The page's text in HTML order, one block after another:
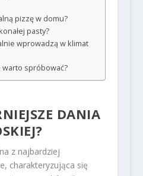
pizzę w domu?
pasty?
wprowadzą w klimat
warto spróbować?
DANIA
z najbardziej
charakteryzująca się